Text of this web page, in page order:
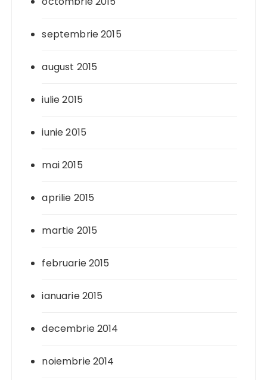
septembrie 2015
august 2015
iulie 2015
iunie 2015
mai 2015
aprilie 2015
martie 2015
februarie 2015
ianuarie 2015
decembrie 2014
noiembrie 2014